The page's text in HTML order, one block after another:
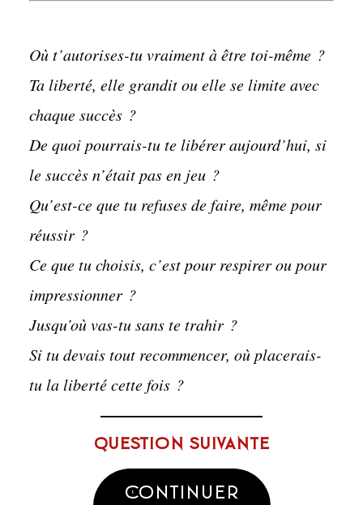
Où t’autorises-tu vraiment à être toi-même ?
Ta liberté, elle grandit ou elle se limite avec
chaque succès ?
De quoi pourrais-tu te libérer aujourd’hui, si
le succès n’était pas en jeu ?
Qu’est-ce que tu refuses de faire, même pour
réussir ?
Ce que tu choisis, c’est pour respirer ou pour
impressionner ?
Jusqu’où vas-tu sans te trahir ?
Si tu devais tout recommencer, où placerais-
tu la liberté cette fois ?
Question suivante
Continuer